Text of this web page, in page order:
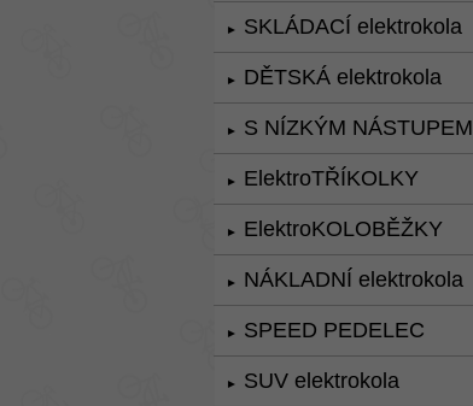
► SKLÁDACÍ elektrokola
► DĚTSKÁ elektrokola
► S NÍZKÝM NÁSTUPEM
► ElektroTŘÍKOLKY
► ElektroKOLOBĚŽKY
► NÁKLADNÍ elektrokola
► SPEED PEDELEC
► SUV elektrokola